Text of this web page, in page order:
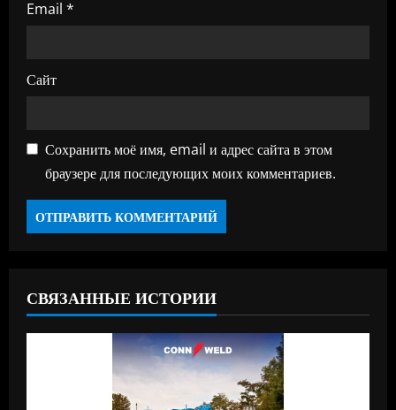
Email *
Сайт
Сохранить моё имя, email и адрес сайта в этом
браузере для последующих моих комментариев.
СВЯЗАННЫЕ ИСТОРИИ